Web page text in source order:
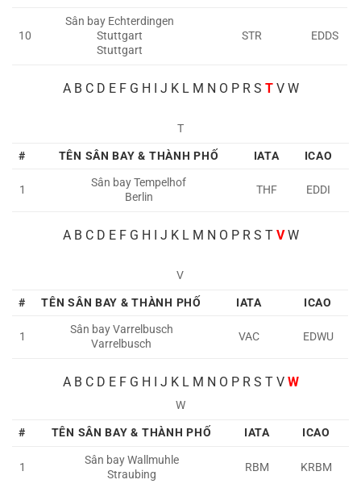
10
Sân bay Echterdingen
Stuttgart
Stuttgart
STR EDDS
A B C D E F G H I J K L M N O P R S TV W
T
#
TÊN SÂN BAY & THÀNH PHỐ IATA ICAO
1
Sân bay Tempelhof
Berlin
THF EDDI
A B C D E F G H I J K L M N O P R S T VW
V
#
TÊN SÂN BAY & THÀNH PHỐ IATA ICAO
1
Sân bay Varrelbusch
Varrelbusch
VAC EDWU
A B C D E F G H I J K L M N O P R S T V W
W
#
TÊN SÂN BAY & THÀNH PHỐ IATA ICAO
1
Sân bay Wallmuhle
Straubing
RBM KRBM